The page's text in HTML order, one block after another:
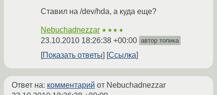
Ставил на /dev/hda, а куда еще?
Nebuchadnezzar ★★★★
23.10.2010 18:26:38 +00:00 автор топика
Показать ответы Ссылка
Ответ на: комментарий от Nebuchadnezzar